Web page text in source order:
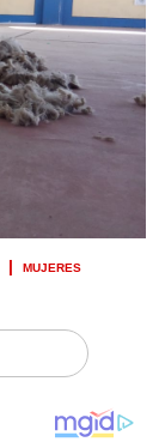
MUJERES